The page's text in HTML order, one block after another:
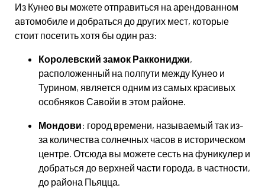
Из Кунео вы можете отправиться на арендованном
автомобиле и добраться до других мест, которые
стоит посетить хотя бы один раз:
Королевский замок Раккониджи,
расположенный на полпути между Кунео и
Турином, является одним из самых красивых
особняков Савойи в этом районе.
Мондови: город времени, называемый так из-
за количества солнечных часов в историческом
центре. Отсюда вы можете сесть на фуникулер и
добраться до верхней части города, в частности,
до района Пьяцца.